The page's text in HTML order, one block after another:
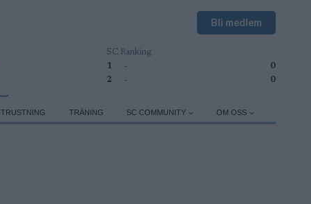
Bli medlem
SC Ranking
1
-
0
2
- 0
TRÄNING SC COMMUNITY OM OSS